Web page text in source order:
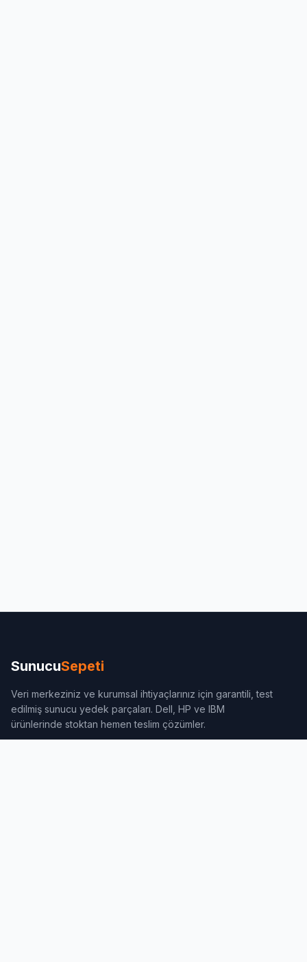
SunucuSepeti
Veri merkeziniz ve kurumsal ihtiyaçlarınız için garantili, test
edilmiş sunucu yedek parçaları. Dell, HP ve IBM
ürünlerinde stoktan hemen teslim çözümler.